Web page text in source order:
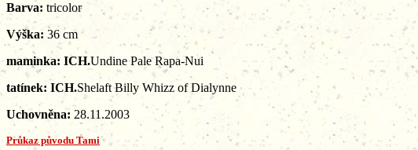
Barva: tricolor
Výška: 36 cm
maminka: ICH.Undine Pale Rapa-Nui
tatínek: ICH.Shelaft Billy Whizz of Dialynne
Uchovněna: 28.11.2003
Průkaz původu Tami